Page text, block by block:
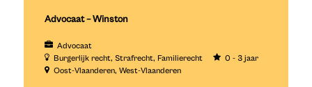
Advocaat – Winston
Advocaat
Burgerlijk recht Strafrecht Familierecht
0 - 3 jaar
Oost-Vlaanderen West-Vlaanderen